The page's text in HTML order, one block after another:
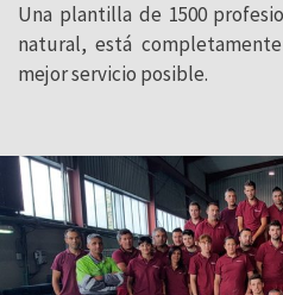
Gracias a este esfuerzo
neutra en emisiones de
Una plantilla de 1500
natural, está
mejor servicio posible.